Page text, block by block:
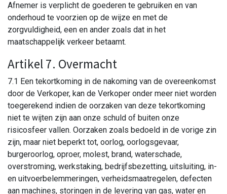
Afnemer is verplicht de goederen te gebruiken en van
onderhoud te voorzien op de wijze en met de
zorgvuldigheid, een en ander zoals dat in het
maatschappelijk verkeer betaamt.
Artikel 7. Overmacht
7.1 Een tekortkoming in de nakoming van de overeenkomst
door de Verkoper, kan de Verkoper onder meer niet worden
toegerekend indien de oorzaken van deze tekortkoming
niet te wijten zijn aan onze schuld of buiten onze
risicosfeer vallen. Oorzaken zoals bedoeld in de vorige zin
zijn, maar niet beperkt tot, oorlog, oorlogsgevaar,
burgeroorlog, oproer, molest, brand, waterschade,
overstroming, werkstaking, bedrijfsbezetting, uitsluiting, in-
en uitvoerbelemmeringen, verheidsmaatregelen, defecten
aan machines, storingen in de levering van gas, water en